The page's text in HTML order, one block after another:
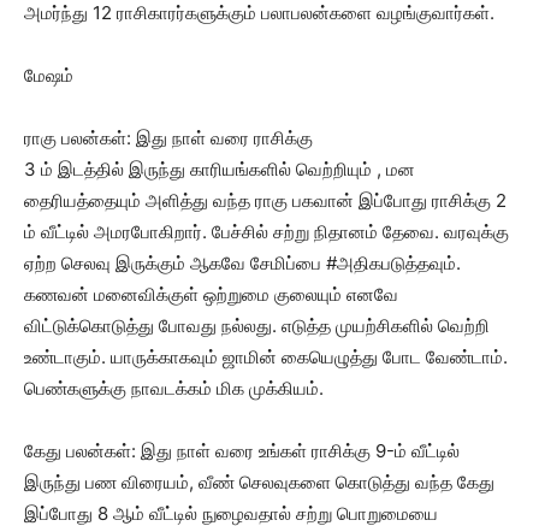
அமர்ந்து 12 ராசிகாரர்களுக்கும் பலாபலன்களை வழங்குவார்கள்.
மேஷம்
ராகு பலன்கள்: இது நாள் வரை ராசிக்கு
3 ம் இடத்தில் இருந்து காரியங்களில் வெற்றியும் , மன
தைரியத்தையும் அளித்து வந்த ராகு பகவான் இப்போது ராசிக்கு 2
ம் வீட்டில் அமரபோகிறார். பேச்சில் சற்று நிதானம் தேவை. வரவுக்கு
ஏற்ற செலவு இருக்கும் ஆகவே சேமிப்பை #அதிகபடுத்தவும்.
கணவன் மனைவிக்குள் ஒற்றுமை குலையும் எனவே
விட்டுக்கொடுத்து போவது நல்லது. எடுத்த முயற்சிகளில் வெற்றி
உண்டாகும். யாருக்காகவும் ஜாமின் கையெழுத்து போட வேண்டாம்.
பெண்களுக்கு நாவடக்கம் மிக முக்கியம்.
கேது பலன்கள்: இது நாள் வரை உங்கள் ராசிக்கு 9-ம் வீட்டில்
இருந்து பண விரையம், வீண் செலவுகளை கொடுத்து வந்த கேது
இப்போது 8 ஆம் வீட்டில் நுழைவதால் சற்று பொறுமையை